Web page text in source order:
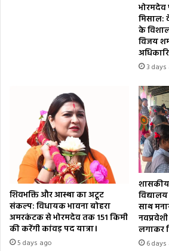
भोरमदेव
मिसाल:
के
विजय
3 days
शिवभक्ति और आस्था का अटूट
संकल्प: विधायक भावना बोहरा
अमरकंटक से भोरमदेव तक 151 किमी
की करेंगी कांवड़ पद यात्रा।
5 days ago
साथ
लगाकर
6